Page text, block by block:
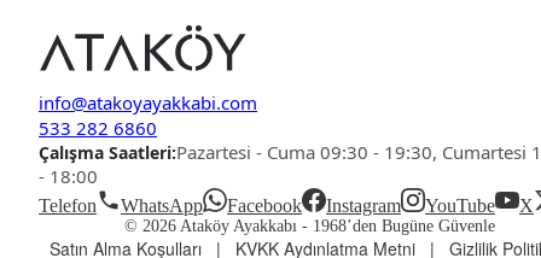
info@atakoyayakkabi.com
533 282 6860
Çalışma Saatleri:Pazartesi - Cuma 09:30 - 19:30, Cumartesi
- 18:00
Telefon WhatsApp Facebook Instagram YouTube X
© 2026 Ataköy Ayakkabı - 1968’den Bugüne Güvenle
Satın Alma Koşulları | KVKK Aydınlatma Metni | Gizlilik